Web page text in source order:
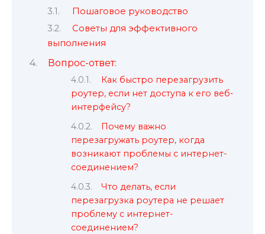
Пошаговое руководство
Советы для эффективного
выполнения
Вопрос-ответ:
Как быстро перезагрузить
роутер, если нет доступа к его веб-
интерфейсу?
Почему важно
перезагружать роутер, когда
возникают проблемы с интернет-
соединением?
Что делать, если
перезагрузка роутера не решает
проблему с интернет-
соединением?